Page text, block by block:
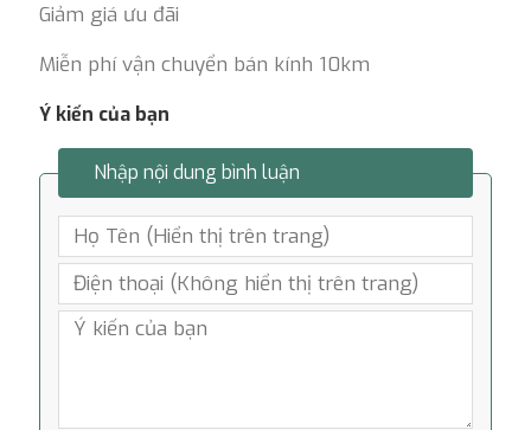
Giảm giá ưu đãi
Miễn phí vận chuyển bán kính 10km
Ý kiến của bạn
Nhập nội dung bình luận